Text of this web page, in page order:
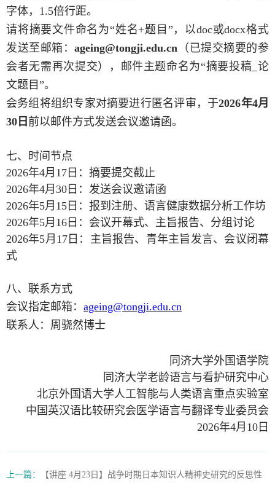
字体，1.5倍行距。
请将摘要文件命名为“姓名+题目”，以doc或docx格式
发送至邮箱：ageing@tongji.edu.cn （已提交摘要的参
会者无需再次提交），邮件主题命名为“摘要投稿_论
文题目”。
会务组将组织专家对摘要进行匿名评审，于2026年4月
30日 前以邮件方式发送会议邀请函。
七、 时间节点
2026年4月17日：摘要提交截止
2026年4月30日：发送会议邀请函
2026年5月15日：报到注册、语言健康数据分析工作坊
2026年5月16日：会议开幕式、主旨报告、分组讨论
2026年5月17日：主旨报告、青年主旨发言、会议闭幕
式
八、 联系方式
会议指定邮箱： ageing@tongji.edu.cn
联系人：周骁然博士
同济大学外国语学院
同济大学老龄语言与看护研究中心
北京外国语大学人工智能与人类语言重点实验室
中国英汉语比较研究会医学语言与翻译专业委员会
2026年4月10日
上一篇： 【讲座 4月23日】战争时期日本知识人精神史研究的反思性